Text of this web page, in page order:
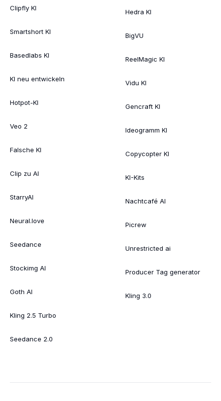
Clipfly KI
Smartshort KI
Basedlabs KI
KI neu entwickeln
Hotpot-KI
Veo 2
Falsche KI
Clip zu AI
StarryAI
Neural.love
Seedance
Stockimg AI
Goth AI
Kling 2.5 Turbo
Seedance 2.0
Hedra KI
BigVU
ReelMagic KI
Vidu KI
Gencraft KI
Ideogramm KI
Copycopter KI
KI-Kits
Nachtcafé AI
Picrew
Unrestricted ai
Producer Tag generator
Kling 3.0